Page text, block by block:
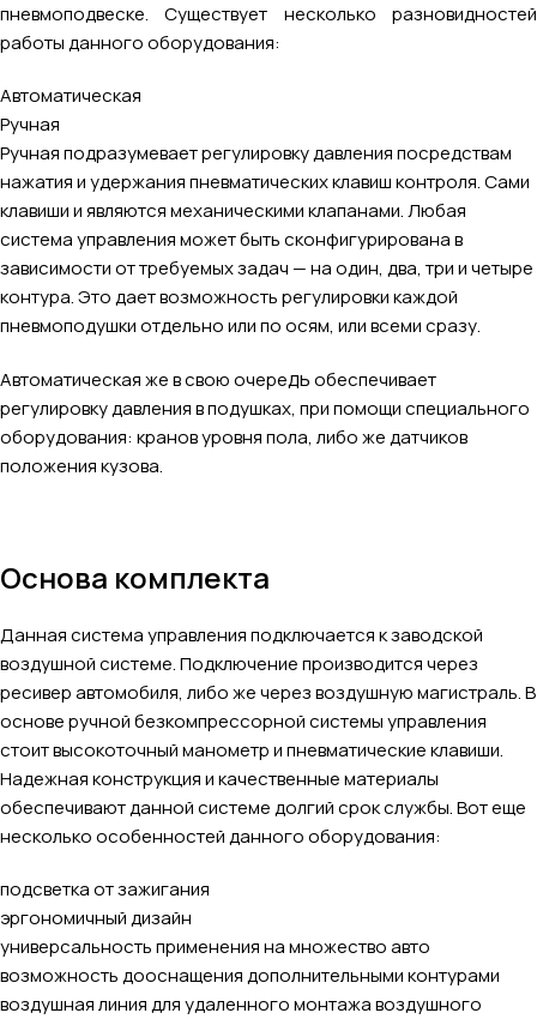
пневмоподвеске. Существует несколько разновидностей
работы данного оборудования:
Автоматическая
Ручная
Ручная подразумевает регулировку давления посредствам
нажатия и удержания пневматических клавиш контроля. Сами
клавиши и являются механическими клапанами. Любая
система управления может быть сконфигурирована в
зависимости от требуемых задач — на один, два, три и четыре
контура. Это дает возможность регулировки каждой
пневмоподушки отдельно или по осям, или всеми сразу.
Автоматическая же в свою очередьобеспечивает
регулировку давления в подушках, при помощи специального
оборудования: кранов уровня пола, либо же датчиков
положения кузова.
Основа комплекта
Данная система управления подключается к заводской
воздушной системе. Подключение производится через
ресивер автомобиля, либо же через воздушную магистраль. В
основе ручной безкомпрессорной системы управления
стоит высокоточный манометр и пневматические клавиши.
Надежная конструкция и качественные материалы
обеспечивают данной системе долгий срок службы. Вот еще
несколько особенностей данного оборудования:
подсветка от зажигания
эргономичный дизайн
универсальность применения на множество авто
возможность дооснащения дополнительными контурами
воздушная линия для удаленного монтажа воздушного